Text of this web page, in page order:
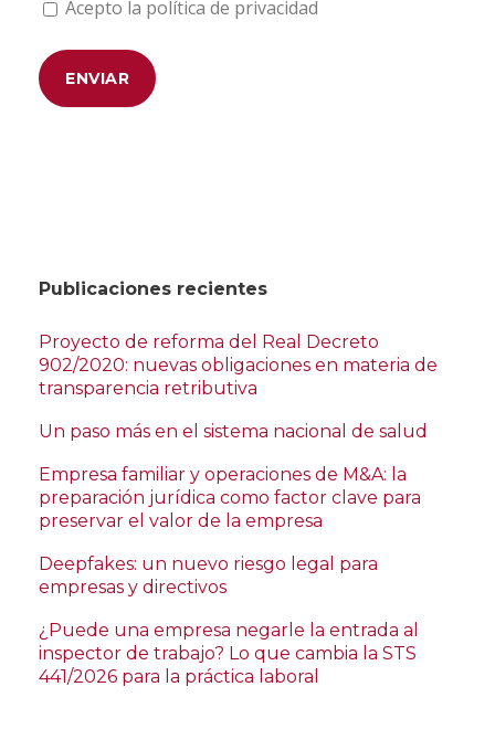
Acepto la política de privacidad
Publicaciones recientes
Proyecto de reforma del Real Decreto
902/2020: nuevas obligaciones en materia de
transparencia retributiva
Un paso más en el sistema nacional de salud
Empresa familiar y operaciones de M&A: la
preparación jurídica como factor clave para
preservar el valor de la empresa
Deepfakes: un nuevo riesgo legal para
empresas y directivos
¿Puede una empresa negarle la entrada al
inspector de trabajo? Lo que cambia la STS
441/2026 para la práctica laboral